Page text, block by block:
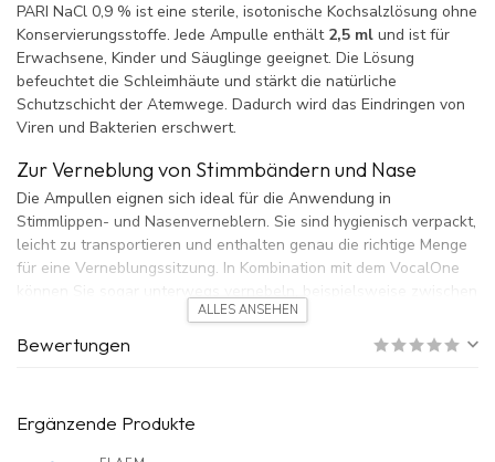
PARI NaCl 0,9 % ist eine sterile, isotonische Kochsalzlösung ohne
Konservierungsstoffe. Jede Ampulle enthält 2,5 ml und ist für
Erwachsene, Kinder und Säuglinge geeignet. Die Lösung
befeuchtet die Schleimhäute und stärkt die natürliche
Schutzschicht der Atemwege. Dadurch wird das Eindringen von
Viren und Bakterien erschwert.
Zur Verneblung von Stimmbändern und Nase
Die Ampullen eignen sich ideal für die Anwendung in
Stimmlippen- und Nasenverneblern. Sie sind hygienisch verpackt,
leicht zu transportieren und enthalten genau die richtige Menge
für eine Verneblungssitzung. In Kombination mit dem VocalOne
können Sie sogar unterwegs vernebeln, beispielsweise zwischen
Anwendung in Kombination mit Flixonase
muss Kochsalzlösung zum Auffüllen des Volumens
hinzugegeben werden. Der Inhalt einer Flixonase-Ampulle ist für
ALLES ANSEHEN
Bewertungen
Ergänzende Produkte